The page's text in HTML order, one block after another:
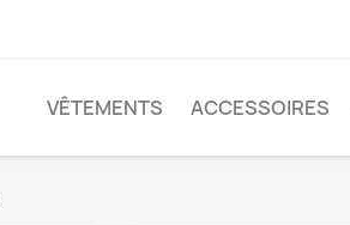
VÊTEMENTS ACCESSOIRES